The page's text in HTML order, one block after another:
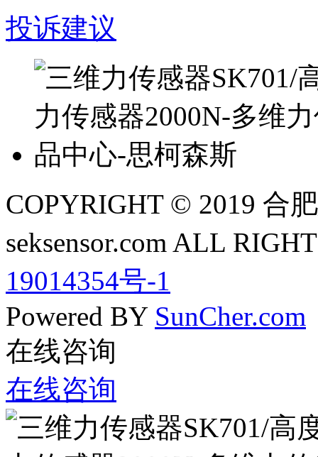
投诉建议
COPYRIGHT © 2019 合
seksensor.com ALL
19014354号-1
Powered BY SunCher.com
在线咨询
在线咨询